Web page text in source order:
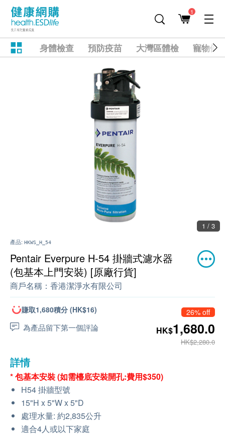
1
身體檢查 預防疫苗 大灣區體檢 寵物健
1 / 3
產品: HKWS_H_54
Pentair Everpure H-54 掛牆式濾水器
(包基本上門安裝) [原廠行貨]
商戶名稱： 香港潔淨水有限公司
賺取1,680積分 (HK$16)
為產品留下第一個評論
26% off
HK$1,680.0
HK$2,280.0
詳情
* 包基本安裝 (如需檯底安裝開孔:費用$350)
H54 掛牆型號
15"H x 5"W x 5"D
處理水量: 約2,835公升
適合4人或以下家庭